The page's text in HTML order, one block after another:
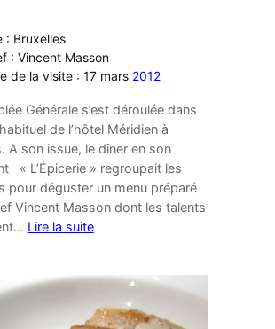
: Bruxelles
: Vincent Masson
de la visite : 17 mars 2012
Générale s’est déroulée dans
de l’hôtel Méridien à
A son issue, le dîner en son
« L’Épicerie » regroupait les
pour déguster un menu préparé
Vincent Masson dont les talents
Lire la suite